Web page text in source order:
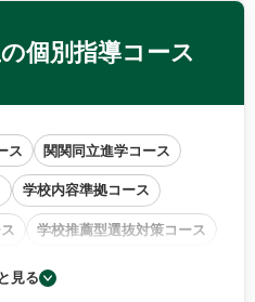
個別指導コース
ス 関関同立進学コース
学校内容準拠コース
学校推薦型選抜対策コース
文特訓コース
見る